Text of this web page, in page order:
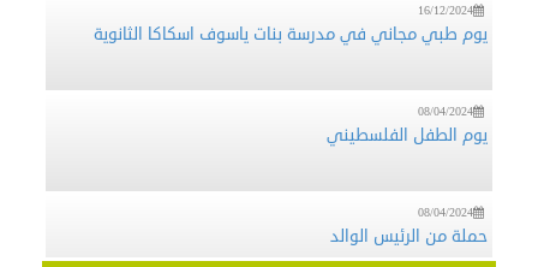
يوم طبي مجاني في مدرسة بنات ياسوف اسكاكا الثانوية
يوم الطفل الفلسطيني
حملة من الرئيس الوالد